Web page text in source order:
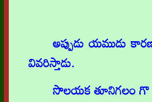
అప్పుడు యముడు
వివరిస్తాడు.
సొలయక తూనిగలం గొ